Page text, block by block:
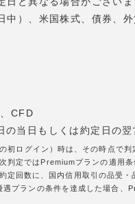
中）、米国株式、債券、
CFD
の当日もしくは約定日の
ログイン）時は、その時点で
判定ではPremiumプランの適用
回数に、国内信用取引の品受
プランの条件を達成した場合